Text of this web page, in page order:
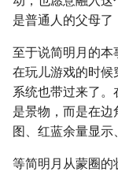
是普通人的父母了
至于说简明月的本
在玩儿游戏的时候
系统也带过来了
是景物，而是在
图、红蓝余量显示
等简明月从蒙圈的